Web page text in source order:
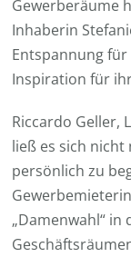
Gewerberäume
Inhaberin
Entspannung
Inspiration für
Riccardo Geller,
ließ es sich nicht
persönlich zu
„Damenwahl“